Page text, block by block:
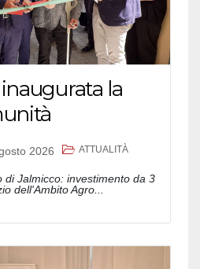
la
2026 ATTUALITÀ
di Jalmicco: investimento da 3
dell'Ambito Agro...